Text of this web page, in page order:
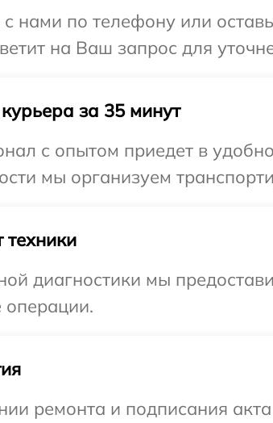
нами по телефону или
на Ваш запрос для
за 35 минут
с опытом приедет в
мы организуем
техники
диагностики мы
ремонта и подписания